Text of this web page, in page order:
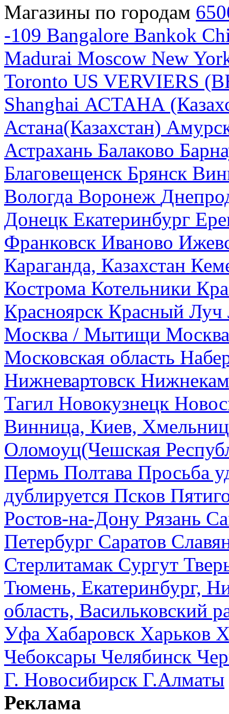
Магазины по городам
-109 Bangalore Bankok
Madurai Moscow New
Toronto US VERVIERS
Shanghai АСТАНА
Астана(Казахстан)
Астрахань Балаково
Благовещенск Брянск
Вологда Воронеж
Донецк Екатеринбург
Франковск Иваново
Караганда, Казахстан
Кострома Котельники
Красноярск Красный Луч
Москва / Мытищи
Московская область
Нижневартовск
Тагил Новокузнецк
Винница, Киев,
Оломоуц(Чешская
Пермь Полтава Просьба
дублируется Псков
Ростов-на-Дону Рязань
Петербург Саратов
Стерлитамак Сургут
Тюмень, Екатеринбург,
область, Васильковский
Уфа Хабаровск Харьков
Чебоксары Челябинск
Г. Новосибирск Г.Алматы
Реклама